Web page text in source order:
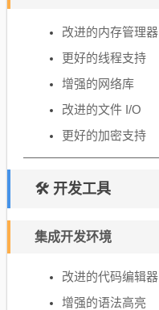
改进的内存管理器
更好的线程支持
增强的网络库
改进的文件 I/O
更好的加密支持
🛠️ 开发工具
集成开发环境
改进的代码编辑器
增强的语法高亮